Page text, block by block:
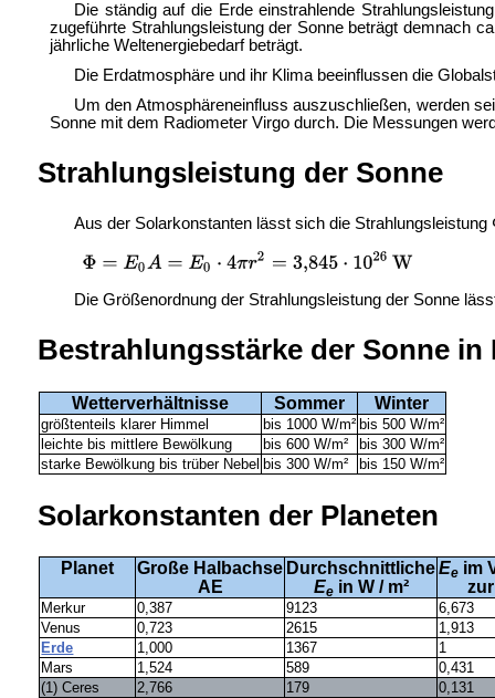
Die ständig auf die Erde einstrahlende
zugeführte Strahlungsleistung der Sonne beträgt demnach
jährliche Weltenergiebedarf beträgt.
Die Erdatmosphäre und ihr Klima beeinflussen die
Um den Atmosphäreneinfluss auszuschließen, werden
Sonne mit dem Radiometer Virgo durch. Die Messungen
Strahlungsleistung der Sonne
Aus der Solarkonstanten lässt sich die Strahlungsleistung
Die Größenordnung der Strahlungsleistung der Sonne
Bestrahlungsstärke der Sonne in
Wetterverhältnisse Sommer Winter
größtenteils klarer Himmel bis 1000 W/m² bis 500 W/m²
leichte bis mittlere Bewölkung
bis 600 W/m²
bis 300 W/m²
starke Bewölkung bis trüber Nebel bis 300 W/m² bis 150 W/m²
Solarkonstanten der Planeten
Planet
Große Halbachse
AE
Durchschnittliche
Eein W / m²
Ee im
Merkur 0,387 9123
6,673
Venus
0,723 2615
1,913
Erde
1,000 1367
1
Mars
1,524 589
0,431
(1) Ceres
2,766 179
0,131